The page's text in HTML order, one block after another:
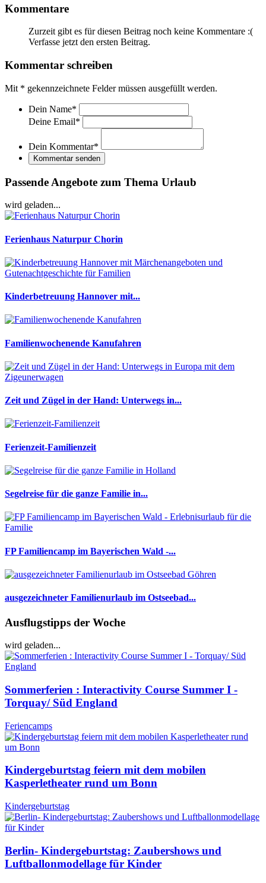
Kommentare
Zurzeit gibt es für diesen Beitrag noch keine Kommentare :(
Verfasse jetzt den ersten Beitrag.
Kommentar schreiben
Mit * gekennzeichnete Felder müssen ausgefüllt werden.
Dein Name*
Deine Email*
Dein Kommentar*
Kommentar senden
Passende Angebote zum Thema Urlaub
wird geladen...
Ferienhaus Naturpur Chorin
Kinderbetreuung Hannover mit...
Familienwochenende Kanufahren
Zeit und Zügel in der Hand: Unterwegs in...
Ferienzeit-Familienzeit
Segelreise für die ganze Familie in...
FP Familiencamp im Bayerischen Wald -...
ausgezeichneter Familienurlaub im Ostseebad...
Ausflugstipps der Woche
wird geladen...
Sommerferien : Interactivity Course Summer I -
Torquay/ Süd England
Feriencamps
Kindergeburtstag feiern mit dem mobilen
Kasperletheater rund um Bonn
Kindergeburtstag
Berlin- Kindergeburtstag: Zaubershows und
Luftballonmodellage für Kinder